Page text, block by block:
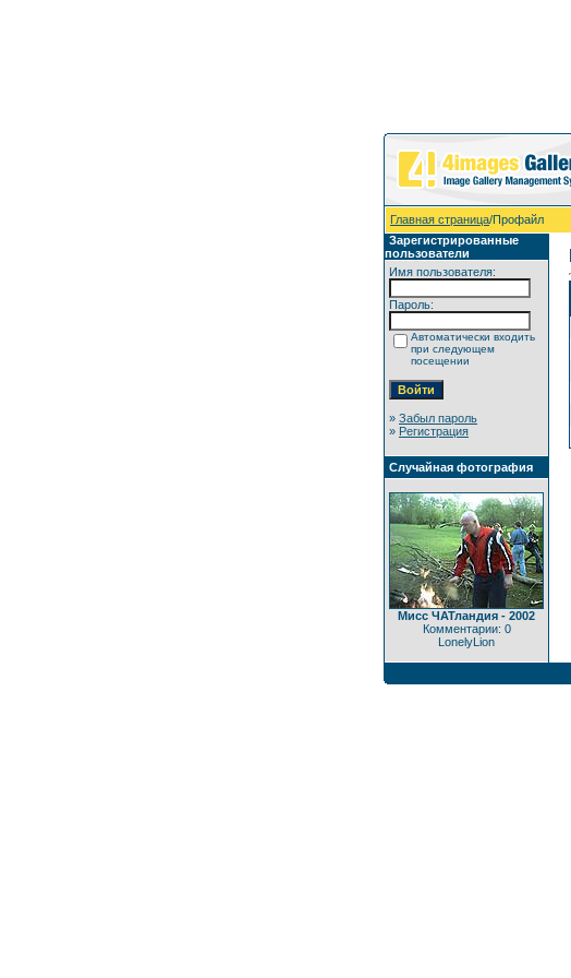
Главная страница/Профайл
Зарегистрированные
пользователи
Имя пользователя:
Пароль:
Автоматически входить
при следующем
посещении
» Забыл пароль
» Регистрация
Случайная фотография
Мисс ЧАТландия - 2002
Комментарии: 0
LonelyLion